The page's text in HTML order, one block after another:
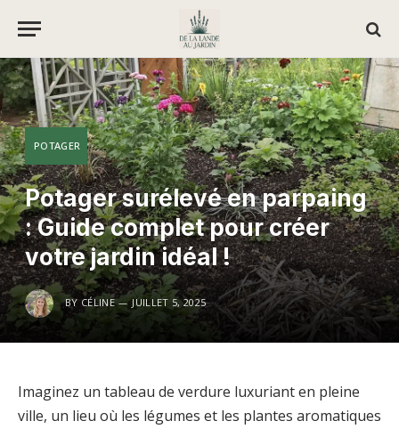
POTAGER
Potager surélevé en parpaing
: Guide complet pour créer
votre jardin idéal !
BY CÉLINE JUILLET 5, 2025
Imaginez un tableau de verdure luxuriant en pleine
ville, un lieu où les légumes et les plantes aromatiques